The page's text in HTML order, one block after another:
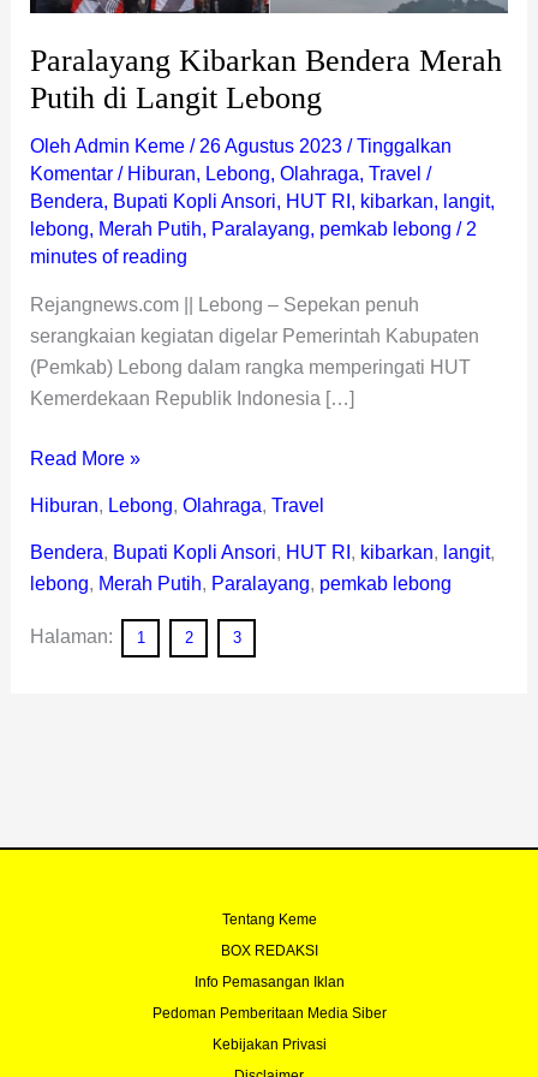
Paralayang Kibarkan Bendera Merah
Putih di Langit Lebong
Oleh Admin Keme / 26 Agustus 2023 / Tinggalkan
Komentar / Hiburan, Lebong, Olahraga, Travel /
Bendera, Bupati Kopli Ansori, HUT RI , kibarkan, langit,
lebong, Merah Putih, Paralayang, pemkab lebong / 2
minutes of reading
Rejangnews.com || Lebong – Sepekan penuh
serangkaian kegiatan digelar Pemerintah Kabupaten
(Pemkab) Lebong dalam rangka memperingati HUT
Kemerdekaan Republik Indonesia […]
Read More »
Hiburan, Lebong, Olahraga, Travel
Bendera, Bupati Kopli Ansori, HUT RI , kibarkan, langit,
lebong, Merah Putih, Paralayang, pemkab lebong
Halaman: 1 2 3
Tentang Keme
BOX REDAKSI
Info Pemasangan Iklan
Pedoman Pemberitaan Media Siber
Kebijakan Privasi